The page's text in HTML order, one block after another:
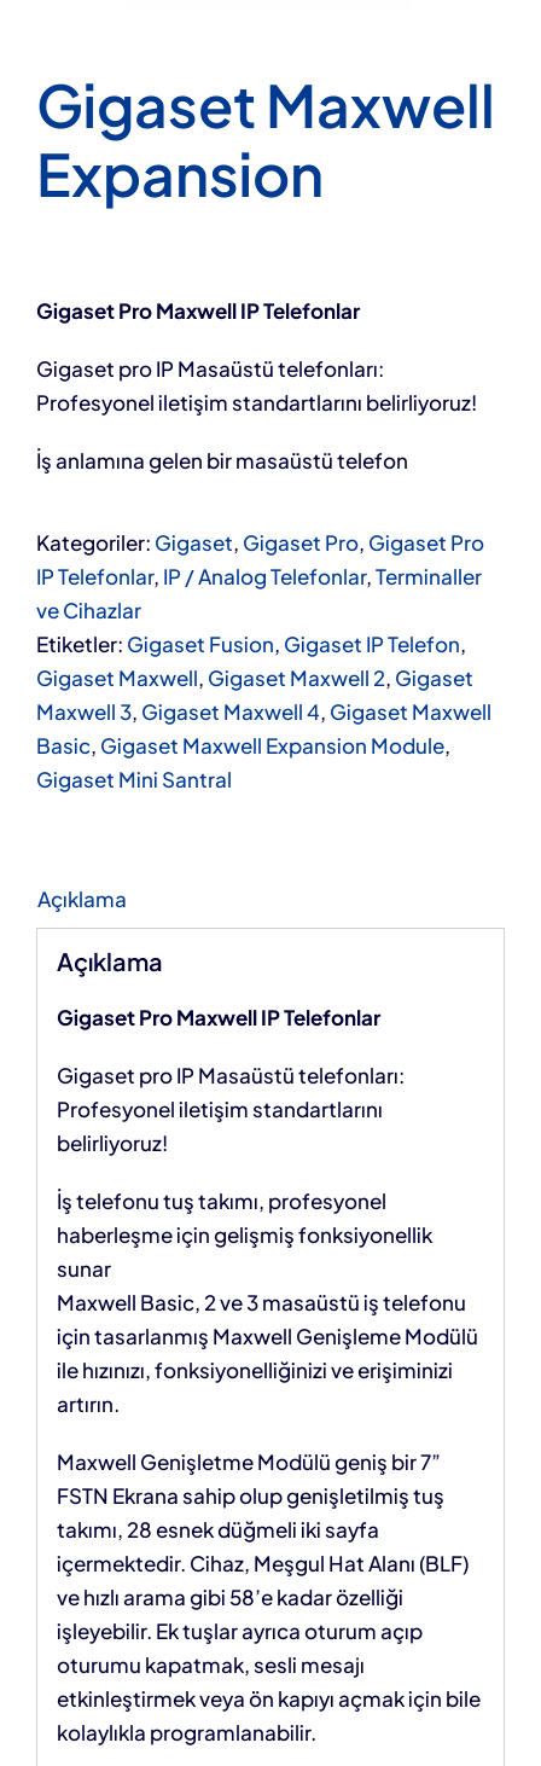
Gigaset Maxwell
Expansion
Gigaset Pro Maxwell IP Telefonlar
Gigaset pro IP Masaüstü telefonları:
Profesyonel iletişim standartlarını belirliyoruz!
İş anlamına gelen bir masaüstü telefon
Kategoriler: Gigaset, Gigaset Pro, Gigaset Pro
IP Telefonlar, IP / Analog Telefonlar,Terminaller
ve Cihazlar
Etiketler: Gigaset Fusion, Gigaset IP Telefon,
Gigaset Maxwell, Gigaset Maxwell 2, Gigaset
Maxwell 3, Gigaset Maxwell 4, Gigaset Maxwell
Basic, Gigaset Maxwell Expansion Module,
Gigaset Mini Santral
Açıklama
Açıklama
Gigaset Pro Maxwell IP Telefonlar
Gigaset pro IP Masaüstü telefonları:
Profesyonel iletişim standartlarını
belirliyoruz!
İş telefonu tuş takımı, profesyonel
haberleşme için gelişmiş fonksiyonellik
sunar
Maxwell Basic, 2 ve 3 masaüstü iş telefonu
için tasarlanmış Maxwell Genişleme Modülü
ile hızınızı, fonksiyonelliğinizi ve erişiminizi
artırın.
Maxwell Genişletme Modülü geniş bir 7”
FSTN Ekrana sahip olup genişletilmiş tuş
takımı, 28 esnek düğmeli iki sayfa
içermektedir. Cihaz, Meşgul Hat Alanı (BLF)
ve hızlı arama gibi 58’e kadar özelliği
işleyebilir. Ek tuşlar ayrıca oturum açıp
oturumu kapatmak, sesli mesajı
etkinleştirmek veya ön kapıyı açmak için bile
kolaylıkla programlanabilir.